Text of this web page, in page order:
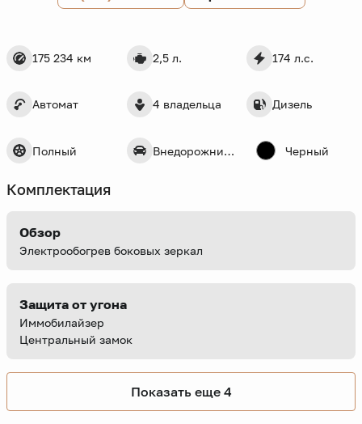
175 234 км 2,5 л. 174 л.с.
Автомат 4 владельца Дизель
Полный Внедорожник 5 дв. Черный
Комплектация
Обзор
Электрообогрев боковых зеркал
Защита от угона
Иммобилайзер
Центральный замок
Показать еще 4